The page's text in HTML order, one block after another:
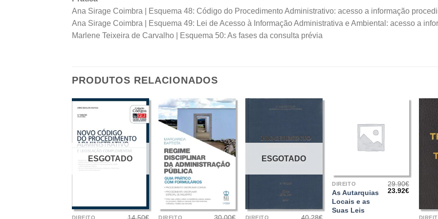
Ana Sirage Coimbra | Esquema 48: Código do Procedimento Administrativo: acesso a informação
Ana Sirage Coimbra | Esquema 49: Lei de Acesso à Informação Administrativa e Ambiental: acesso a
Marlene Teixeira de Carvalho | Esquema 50: As fases da consulta prévia
PRODUTOS RELACIONADOS
ESGOTADO
DIREITO 14.50€
+
DIREITO 30.00€
ESGOTADO
DIREITO 40.28€
DIREITO
As Autarquias
Locais e as
Suas Leis
29.90€
O
23.92€O